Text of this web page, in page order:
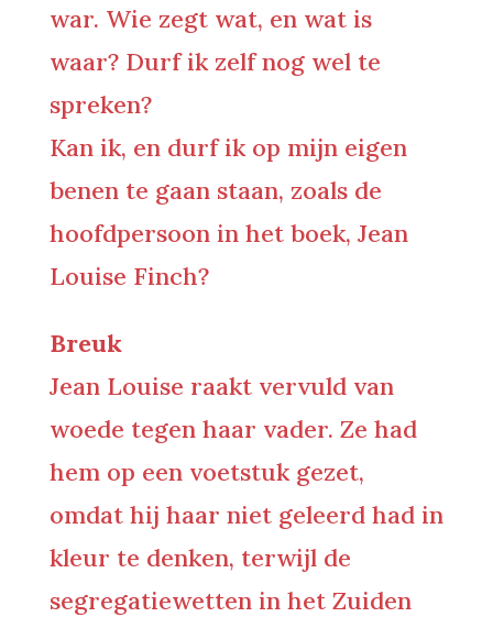
war. Wie zegt wat, en wat is
waar? Durf ik zelf nog wel te
spreken?
Kan ik, en durf ik op mijn eigen
benen te gaan staan, zoals de
hoofdpersoon in het boek, Jean
Louise Finch?
Breuk
Jean Louise raakt vervuld van
woede tegen haar vader. Ze had
hem op een voetstuk gezet,
omdat hij haar niet geleerd had in
kleur te denken, terwijl de
segregatiewetten in het Zuiden